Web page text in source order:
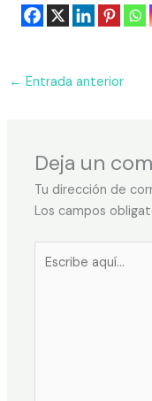
← Entrada anterior
Deja un
Tu dirección de
Los campos